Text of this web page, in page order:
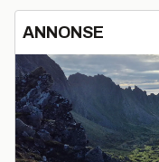
ANNONSE